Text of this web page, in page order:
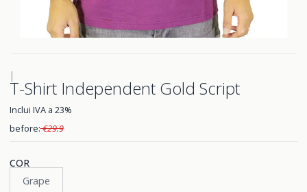
|
T-Shirt Independent Gold Script
Inclui IVA a 23%
before:€29.9
COR
Grape